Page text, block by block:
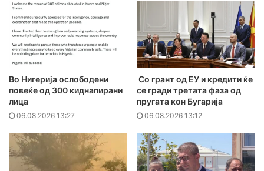
Во Нигерија ослободени
повеќе од 300 киднапирани
лица
06.08.2026 13:27
Со грант од ЕУ и кредити ќе
се гради третата фаза од
пругата кон Бугарија
06.08.2026 13:12